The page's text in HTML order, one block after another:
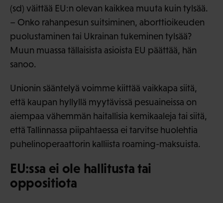
(sd) väittää EU:n olevan kaikkea muuta kuin tylsää.
– Onko rahanpesun suitsiminen, aborttioikeuden
puolustaminen tai Ukrainan tukeminen tylsää?
Muun muassa tällaisista asioista EU päättää, hän
sanoo.
Unionin sääntelyä voimme kiittää vaikkapa siitä,
että kaupan hyllyllä myytävissä pesuaineissa on
aiempaa vähemmän haitallisia kemikaaleja tai siitä,
että Tallinnassa piipahtaessa ei tarvitse huolehtia
puhelinoperaattorin kalliista roaming-maksuista.
EU:ssa ei ole hallitusta tai
oppositiota